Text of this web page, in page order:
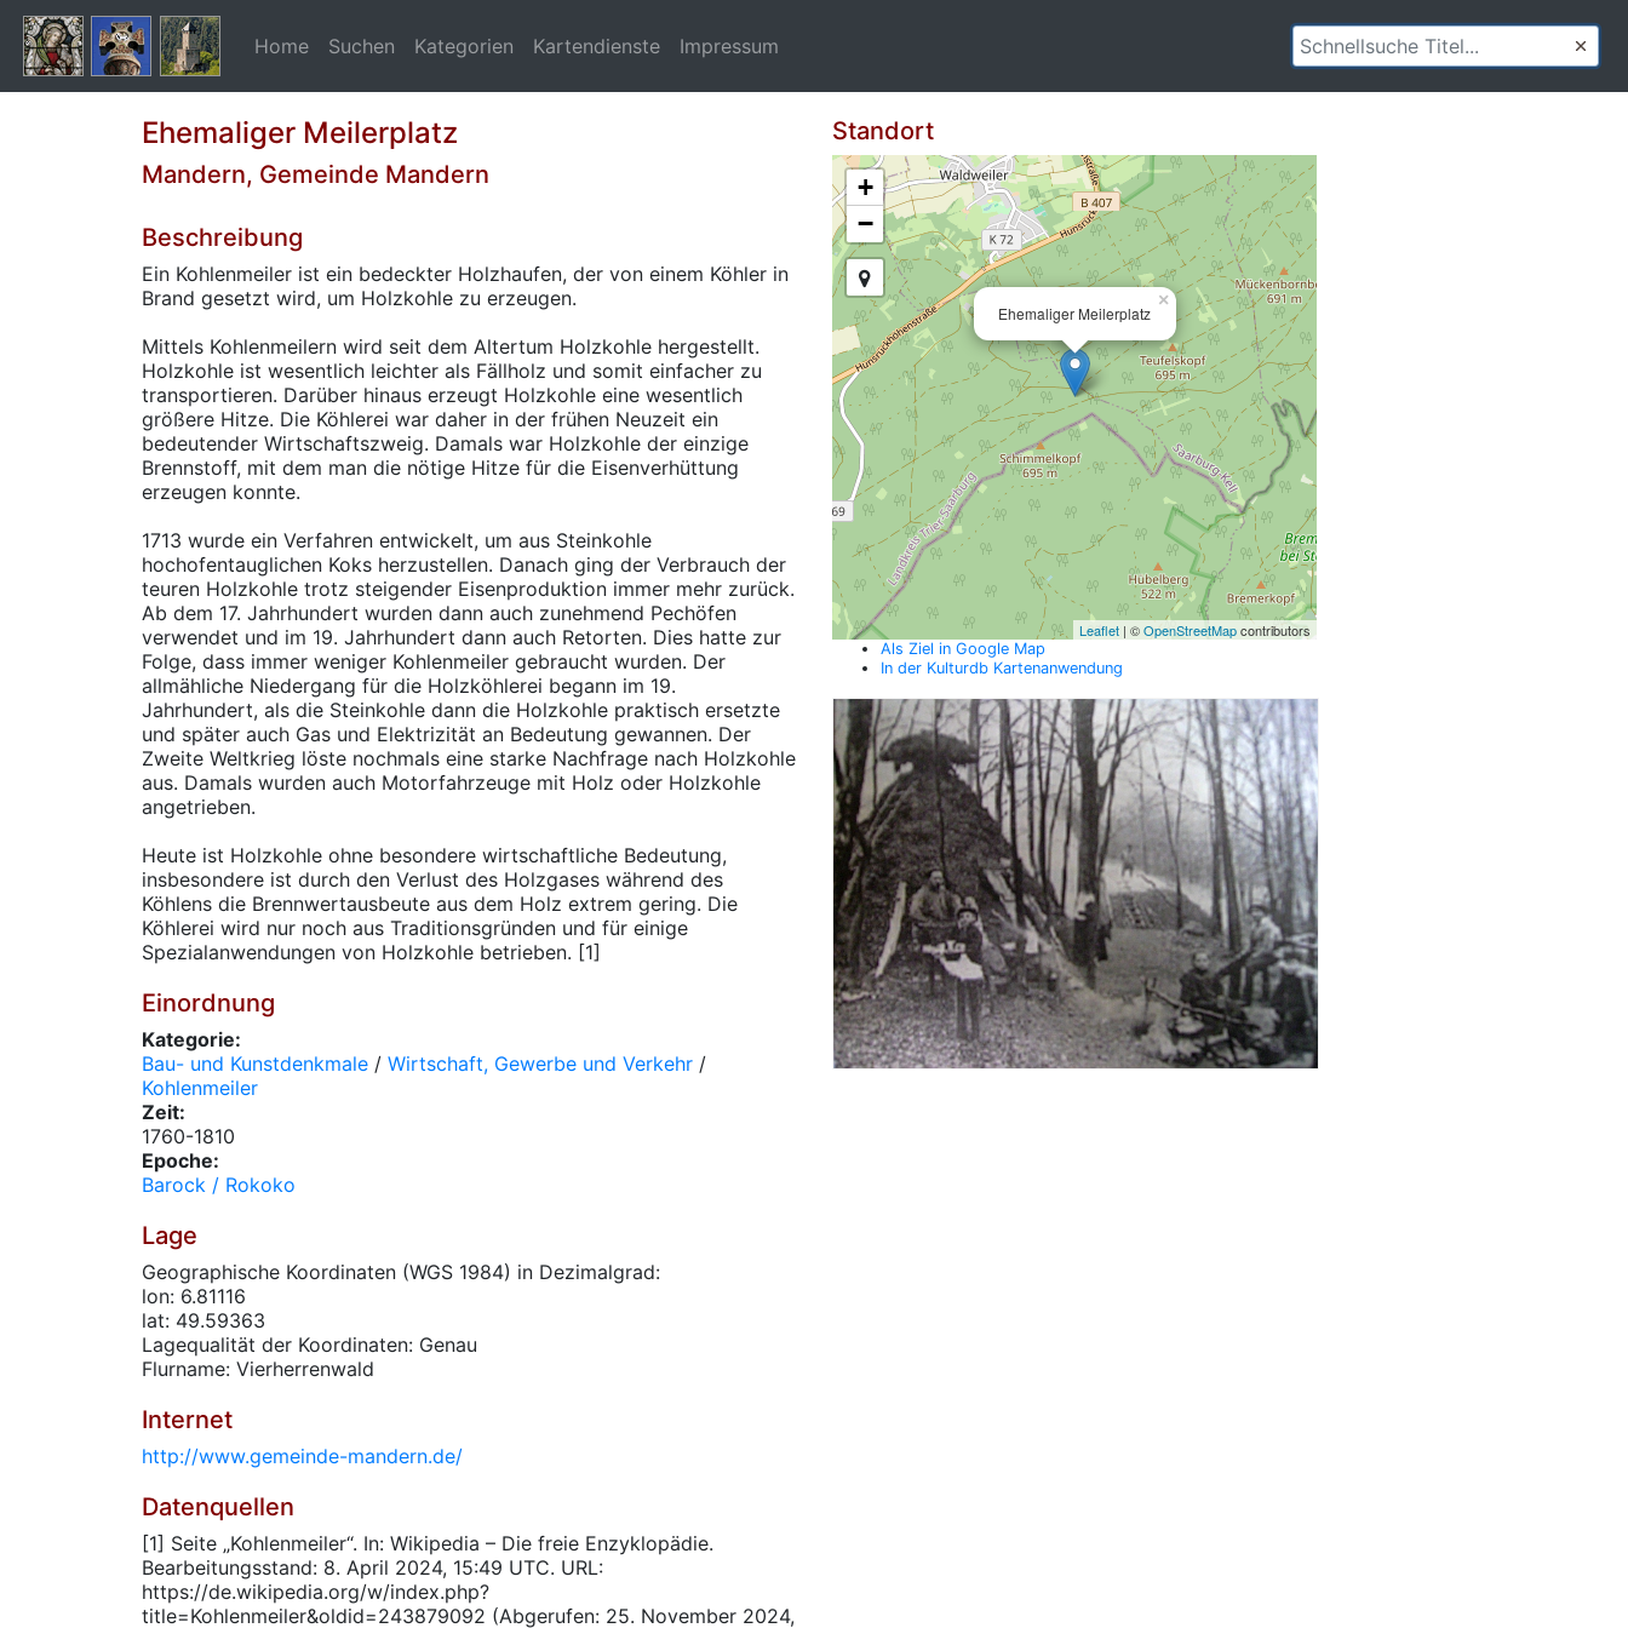
Home Suchen Kategorien Kartendienste Impressum
Ehemaliger Meilerplatz
Mandern, Gemeinde Mandern
Beschreibung
Ein Kohlenmeiler ist ein bedeckter Holzhaufen, der von einem Köhler in
Brand gesetzt wird, um Holzkohle zu erzeugen.
Mittels Kohlenmeilern wird seit dem Altertum Holzkohle hergestellt.
Holzkohle ist wesentlich leichter als Fällholz und somit einfacher zu
transportieren. Darüber hinaus erzeugt Holzkohle eine wesentlich
größere Hitze. Die Köhlerei war daher in der frühen Neuzeit ein
bedeutender Wirtschaftszweig. Damals war Holzkohle der einzige
Brennstoff, mit dem man die nötige Hitze für die Eisenverhüttung
erzeugen konnte.
1713 wurde ein Verfahren entwickelt, um aus Steinkohle
hochofentauglichen Koks herzustellen. Danach ging der Verbrauch der
teuren Holzkohle trotz steigender Eisenproduktion immer mehr zurück.
Ab dem 17. Jahrhundert wurden dann auch zunehmend Pechöfen
verwendet und im 19. Jahrhundert dann auch Retorten. Dies hatte zur
Folge, dass immer weniger Kohlenmeiler gebraucht wurden. Der
allmähliche Niedergang für die Holzköhlerei begann im 19.
Jahrhundert, als die Steinkohle dann die Holzkohle praktisch ersetzte
und später auch Gas und Elektrizität an Bedeutung gewannen. Der
Zweite Weltkrieg löste nochmals eine starke Nachfrage nach Holzkohle
aus. Damals wurden auch Motorfahrzeuge mit Holz oder Holzkohle
angetrieben.
Heute ist Holzkohle ohne besondere wirtschaftliche Bedeutung,
insbesondere ist durch den Verlust des Holzgases während des
Köhlens die Brennwertausbeute aus dem Holz extrem gering. Die
Köhlerei wird nur noch aus Traditionsgründen und für einige
Spezialanwendungen von Holzkohle betrieben. [1]
Einordnung
Kategorie:
Bau- und Kunstdenkmale / Wirtschaft, Gewerbe und Verkehr /
Kohlenmeiler
Zeit:
1760-1810
Epoche:
Barock / Rokoko
Lage
Geographische Koordinaten (WGS 1984) in Dezimalgrad:
lon: 6.81116
lat: 49.59363
Lagequalität der Koordinaten: Genau
Flurname: Vierherrenwald
Internet
http://www.gemeinde-mandern.de/
Datenquellen
[1] Seite „Kohlenmeiler“. In: Wikipedia – Die freie Enzyklopädie.
Bearbeitungsstand: 8. April 2024, 15:49 UTC. URL:
https://de.wikipedia.org/w/index.php?
title=Kohlenmeiler&oldid=243879092 (Abgerufen: 25. November 2024,
Standort
Ehemaliger Meilerplatz
×
+
−
Leaflet | ©OpenStreetMapcontributors
Als Ziel in Google Map
In der Kulturdb Kartenanwendung